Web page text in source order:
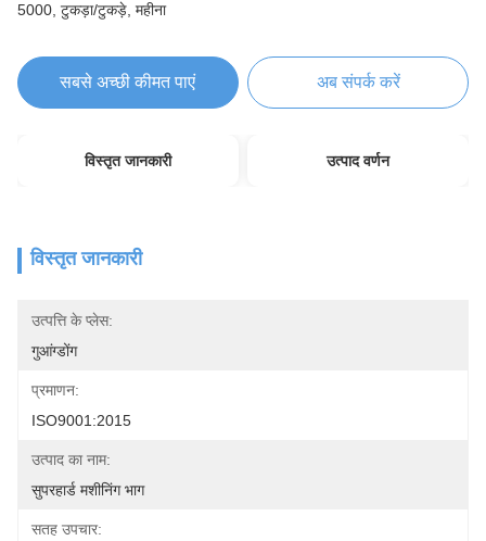
5000, टुकड़ा/टुकड़े, महीना
सबसे अच्छी कीमत पाएं अब संपर्क करें
विस्तृत जानकारी उत्पाद वर्णन
विस्तृत जानकारी
उत्पत्ति के प्लेस:
गुआंग्डोंग
प्रमाणन:
ISO9001:2015
उत्पाद का नाम:
सुपरहार्ड मशीनिंग भाग
सतह उपचार: